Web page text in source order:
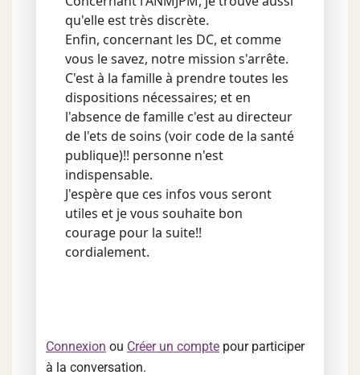
qu'elle est très discrète.
Enfin, concernant les DC, et comme
vous le savez, notre mission s'arrête.
C'est à la famille à prendre toutes les
dispositions nécessaires; et en
l'absence de famille c'est au directeur
de l'ets de soins (voir code de la santé
publique)!! personne n'est
indispensable.
J'espère que ces infos vous seront
utiles et je vous souhaite bon
courage pour la suite!!
cordialement.
Connexion ou Créer un compte pour participer
à la conversation.